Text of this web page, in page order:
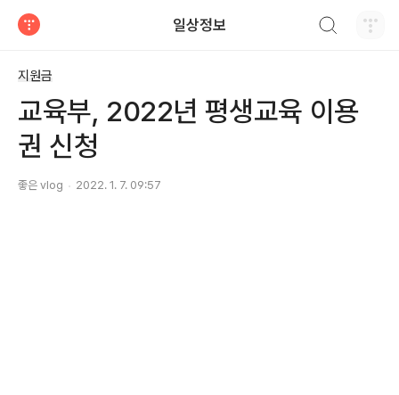
일상정보
지원금
교육부, 2022년 평생교육 이용
권 신청
좋은 vlog 2022. 1. 7. 09:57